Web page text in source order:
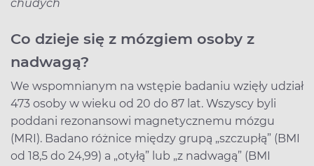
chudych
Co dzieje się z mózgiem osoby z
nadwagą?
We wspomnianym na wstępie badaniu wzięły udział
473 osoby w wieku od 20 do 87 lat. Wszyscy byli
poddani rezonansowi magnetycznemu mózgu
(MRI). Badano różnice między grupą „szczupłą” (BMI
od 18,5 do 24,99) a „otyłą” lub „z nadwagą” (BMI